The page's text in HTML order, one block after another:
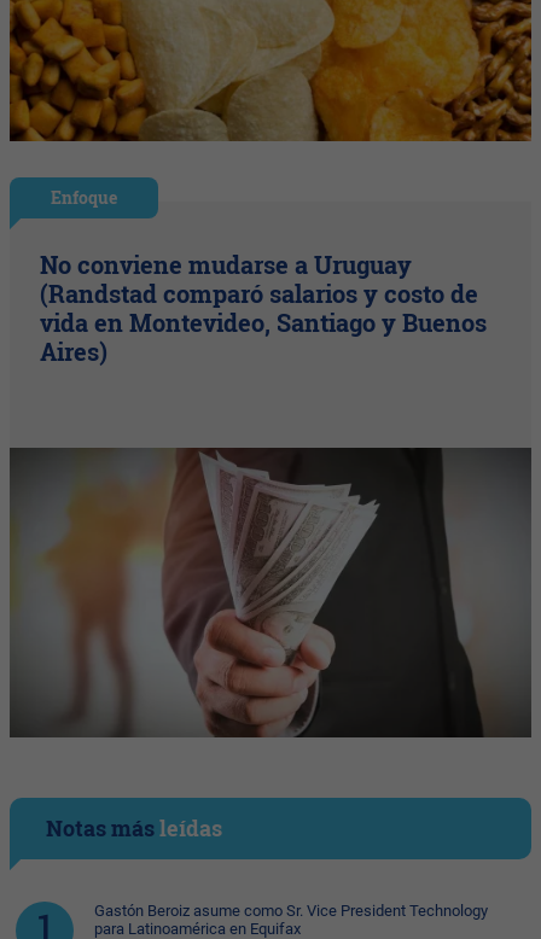
Enfoque
No conviene mudarse a Uruguay
(Randstad comparó salarios y costo de
vida en Montevideo, Santiago y Buenos
Aires)
Notas másleídas
Gastón Beroiz asume como Sr. Vice President Technology
para Latinoamérica en Equifax